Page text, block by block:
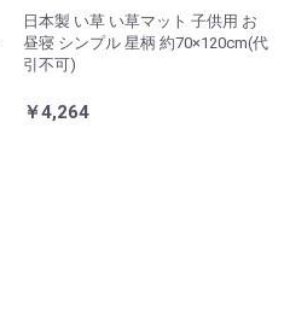
日本製 い草 い草マット 子供用 お
昼寝 シンプル 星柄 約70×120cm(代
引不可)
￥4,264